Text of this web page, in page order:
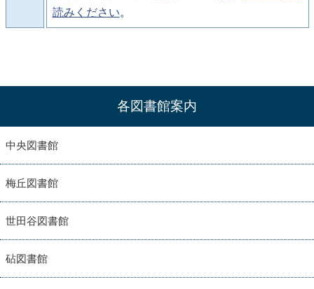
読みください。
各図書館案内
中央図書館
梅丘図書館
世田谷図書館
砧図書館